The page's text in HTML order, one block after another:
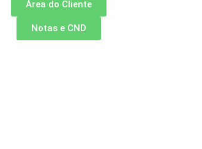
Área do Cliente
Notas e CND